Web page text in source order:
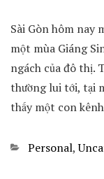
Sài Gòn hôm nay
một mùa Giáng
ngách của đô thị.
thường lui tới, tại
thấy một con
Categories
Personal,